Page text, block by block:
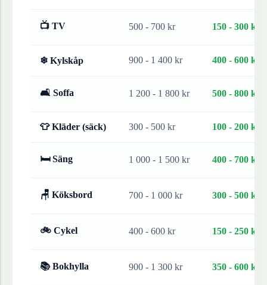
📺 TV 500 - 700 kr 150 - 300 kr
❄ Kylskåp 900 - 1 400 kr 400 - 600 kr
🛋 Soffa 1 200 - 1 800 kr 500 - 800 kr
👕 Kläder (säck) 300 - 500 kr 100 - 200 kr
🛏 Säng 1 000 - 1 500 kr 400 - 700 kr
🪑 Köksbord 700 - 1 000 kr 300 - 500 kr
🚲 Cykel 400 - 600 kr 150 - 250 kr
📚 Bokhylla 900 - 1 300 kr 350 - 600 kr